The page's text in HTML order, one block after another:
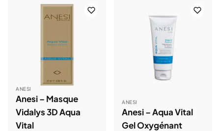
ANESI
Anesi – Masque
Vidalys 3D Aqua
Vital
ANESI
Anesi – Aqua Vital
Gel Oxygénant